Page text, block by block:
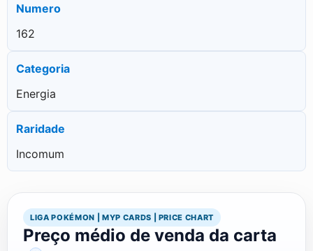
Numero
162
Categoria
Energia
Raridade
Incomum
LIGA POKÉMON | MYP CARDS | PRICE CHART
Preço médio de venda da carta